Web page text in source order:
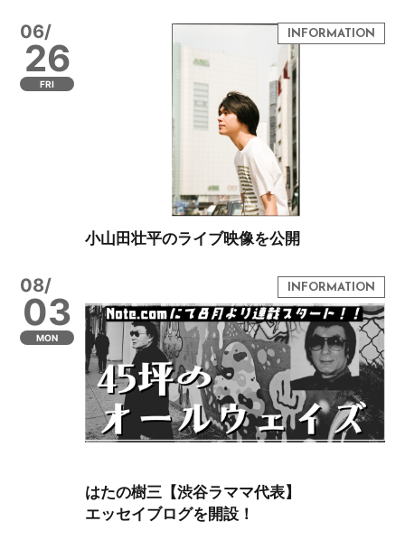
06/
26
FRI
小山田壮平のライブ映像を公開
08/
03
MON
はたの樹三【渋谷ラママ代表】
エッセイブログを開設！